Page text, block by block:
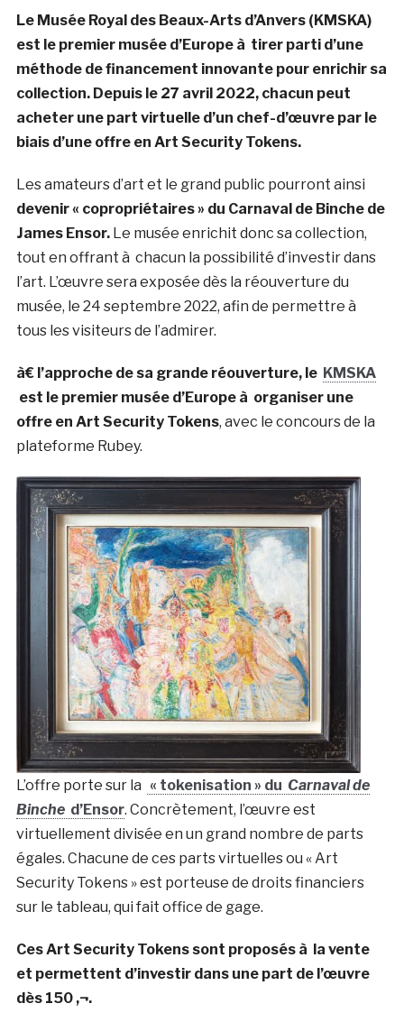
Le Musée Royal des Beaux-Arts d’Anvers (KMSKA)
est le premier musée d’Europe à tirer parti d’une
méthode de financement innovante pour enrichir sa
collection. Depuis le 27 avril 2022, chacun peut
acheter une part virtuelle d’un chef-d’œuvre par le
biais d’une offre en Art Security Tokens.
Les amateurs d’art et le grand public pourront ainsi
devenir « copropriétaires » du Carnaval de Binche de
James Ensor.Le musée enrichit donc sa collection,
tout en offrant à chacun la possibilité d’investir dans
l’art. L’œuvre sera exposée dès la réouverture du
musée, le 24 septembre 2022, afin de permettre à
tous les visiteurs de l’admirer.
à€ l’approche de sa grande réouverture, le KMSKA
est le premier musée d’Europe à organiser une
offre en Art Security Tokens, avec le concours de la
plateforme Rubey.
L’offre porte sur la « tokenisation » du Carnaval de
Binched’Ensor. Concrètement, l’œuvre est
virtuellement divisée en un grand nombre de parts
égales. Chacune de ces parts virtuelles ou « Art
Security Tokens » est porteuse de droits financiers
sur le tableau, qui fait office de gage.
Ces Art Security Tokens sont proposés à la vente
et permettent d’investir dans une part de l’œuvre
dès 150 ‚¬.